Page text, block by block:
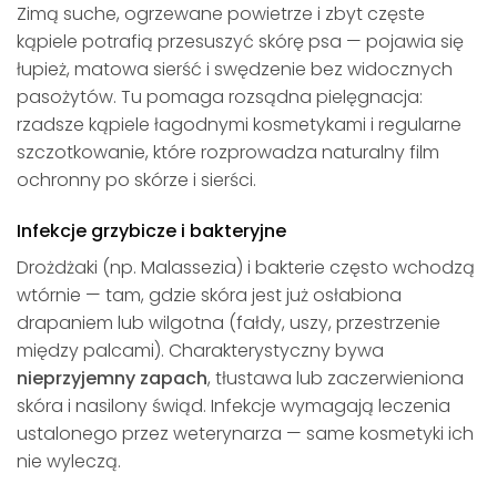
Zimą suche, ogrzewane powietrze i zbyt częste
kąpiele potrafią przesuszyć skórę psa — pojawia się
łupież, matowa sierść i swędzenie bez widocznych
pasożytów. Tu pomaga rozsądna pielęgnacja:
rzadsze kąpiele łagodnymi kosmetykami i regularne
szczotkowanie, które rozprowadza naturalny film
ochronny po skórze i sierści.
Infekcje grzybicze i bakteryjne
Drożdżaki (np. Malassezia) i bakterie często wchodzą
wtórnie — tam, gdzie skóra jest już osłabiona
drapaniem lub wilgotna (fałdy, uszy, przestrzenie
między palcami). Charakterystyczny bywa
nieprzyjemny zapach, tłustawa lub zaczerwieniona
skóra i nasilony świąd. Infekcje wymagają leczenia
ustalonego przez weterynarza — same kosmetyki ich
nie wyleczą.